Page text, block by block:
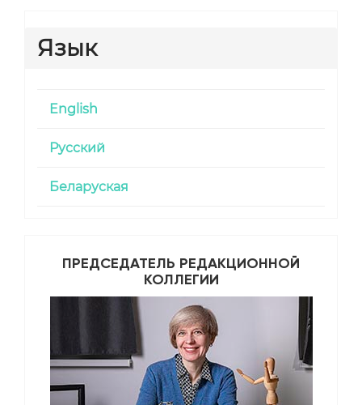
Язык
English
Русский
Беларуская
ПРЕДСЕДАТЕЛЬ РЕДАКЦИОННОЙ
КОЛЛЕГИИ